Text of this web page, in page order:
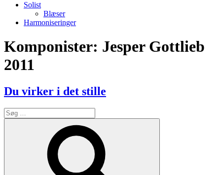
Solist
Blæser
Harmoniseringer
Komponister: Jesper Gottlieb
2011
Du virker i det stille
Søg
efter: